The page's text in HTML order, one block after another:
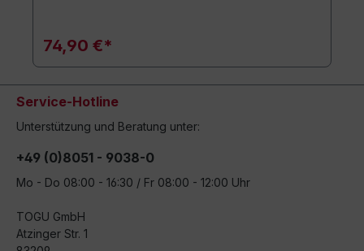
74,90 €*
Service-Hotline
Unterstützung und Beratung unter:
+49 (0)8051 - 9038-0
Mo - Do 08:00 - 16:30 / Fr 08:00 - 12:00 Uhr
TOGU GmbH
Atzinger Str. 1